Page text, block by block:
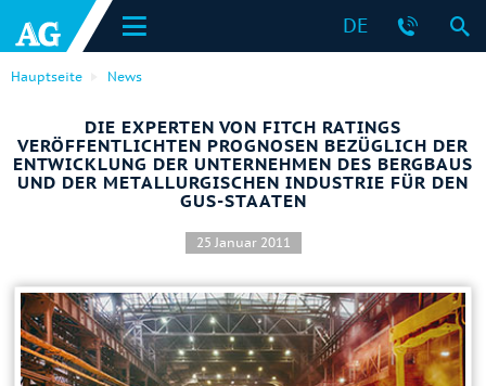
DE
Hauptseite News
DIE EXPERTEN VON FITCH RATINGS
VERÖFFENTLICHTEN PROGNOSEN BEZÜGLICH DER
ENTWICKLUNG DER UNTERNEHMEN DES BERGBAUS
UND DER METALLURGISCHEN INDUSTRIE FÜR DEN
GUS-STAATEN
25 Januar 2011